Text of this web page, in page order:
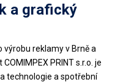
a grafický
reklamy v Brně a
PRINT s.r.o. je
technologie a spotřební